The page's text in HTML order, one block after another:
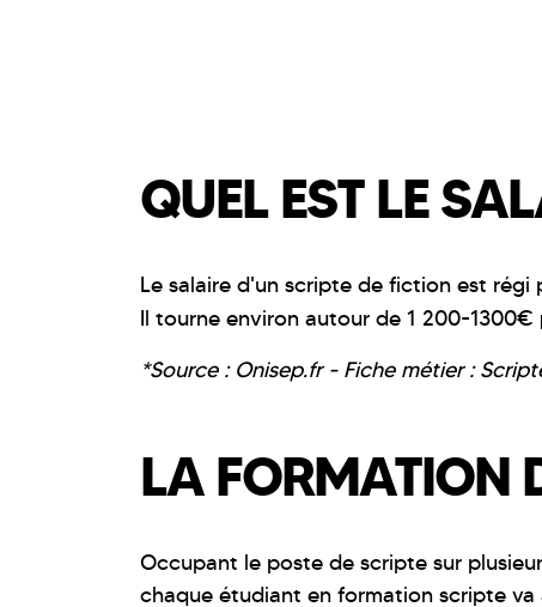
QUEL EST LE
Le salaire d'un scripte de fiction est régi
Il tourne environ autour de 1 200-1300€
*Source : Onisep.fr - Fiche métier :
LA FORMATION
Occupant le poste de scripte sur
chaque étudiant en formation scripte